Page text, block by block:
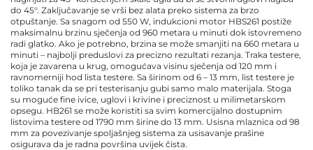
do 45°. Zaključavanje se vrši bez alata preko sistema za brzo
otpuštanje. Sa snagom od 550 W, indukcioni motor HBS261 postiže
maksimalnu brzinu sječenja od 960 metara u minuti dok istovremeno
radi glatko. Ako je potrebno, brzina se može smanjiti na 660 metara u
minuti – najbolji preduslovi za precizno rezultati rezanja. Traka testere,
koja je zavarena u krug, omogućava visinu sječenja od 120 mm i
ravnomerniji hod lista testere. Sa širinom od 6 – 13 mm, list testere je
toliko tanak da se pri testerisanju gubi samo malo materijala. Stoga
su moguće fine ivice, uglovi i krivine i preciznost u milimetarskom
opsegu. HB261 se može koristiti sa svim komercijalno dostupnim
listovima testere od 1790 mm širine do 13 mm. Usisna mlaznica od 98
mm za povezivanje spoljašnjeg sistema za usisavanje prašine
osigurava da je radna površina uvijek čista.